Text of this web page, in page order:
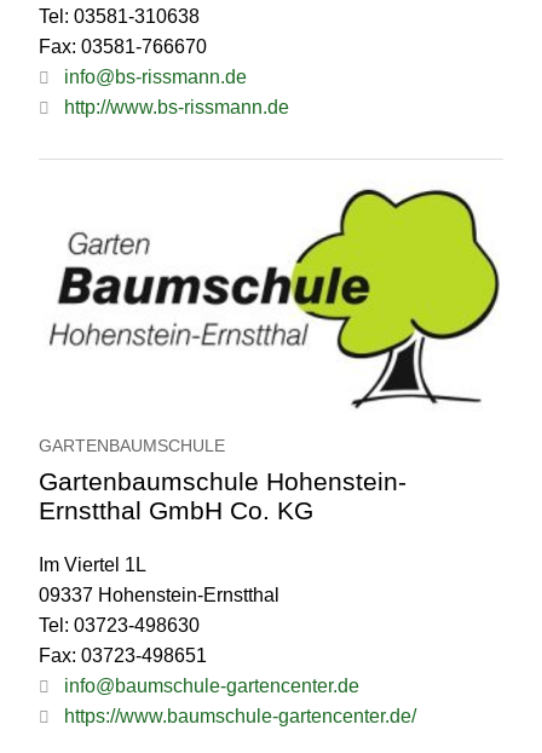
Tel: 03581-310638
Fax: 03581-766670
info@bs-rissmann.de
http://www.bs-rissmann.de
GARTENBAUMSCHULE
Gartenbaumschule Hohenstein-
Ernstthal GmbH Co. KG
Im Viertel 1L
09337 Hohenstein-Ernstthal
Tel: 03723-498630
Fax: 03723-498651
info@baumschule-gartencenter.de
https://www.baumschule-gartencenter.de/